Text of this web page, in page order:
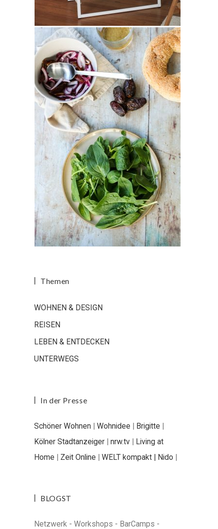
Themen
WOHNEN & DESIGN
REISEN
LEBEN & ENTDECKEN
UNTERWEGS
In der Presse
Schöner Wohnen | Wohnidee | Brigitte |
Kölner Stadtanzeiger | nrw.tv | Living at
Home | Zeit Online | WELT kompakt | Nido |
BLOGST
Netzwerk - Workshops - BarCamps -